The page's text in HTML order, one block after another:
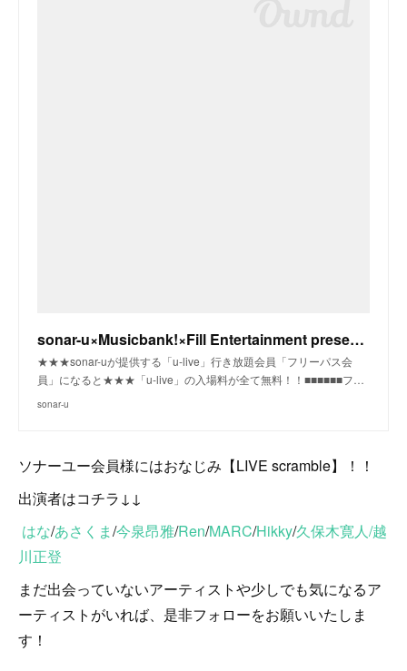
sonar-u×Musicbank!×Fill Entertainment presents 【LIVE scramble】|アルティカセブン(東京)|sonar-u
★★★sonar-uが提供する「u-live」行き放題会員「フリーパス会
員」になると★★★「u-live」の入場料が全て無料！！■■■■■■フ…
sonar-u
ソナーユー会員様にはおなじみ【LIVE scramble】！！
出演者はコチラ↓↓
はな/あさくま/今泉昂雅/Ren/MARC/Hikky/久保木寛人/越
川正登
まだ出会っていないアーティストや少しでも気になるア
ーティストがいれば、是非フォローをお願いいたしま
す！